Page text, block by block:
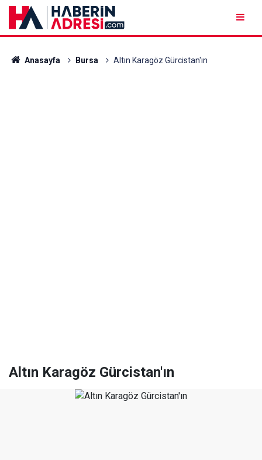
Anasayfa Bursa Altın Karagöz Gürcistan'ın
Altın Karagöz Gürcistan'ın